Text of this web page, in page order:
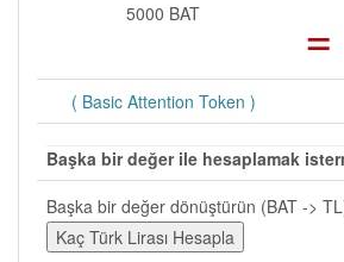
5000 BAT
=
( Basic Attention Token )
Başka bir değer ile hesaplamak
Başka bir değer dönüştürün (BAT ->